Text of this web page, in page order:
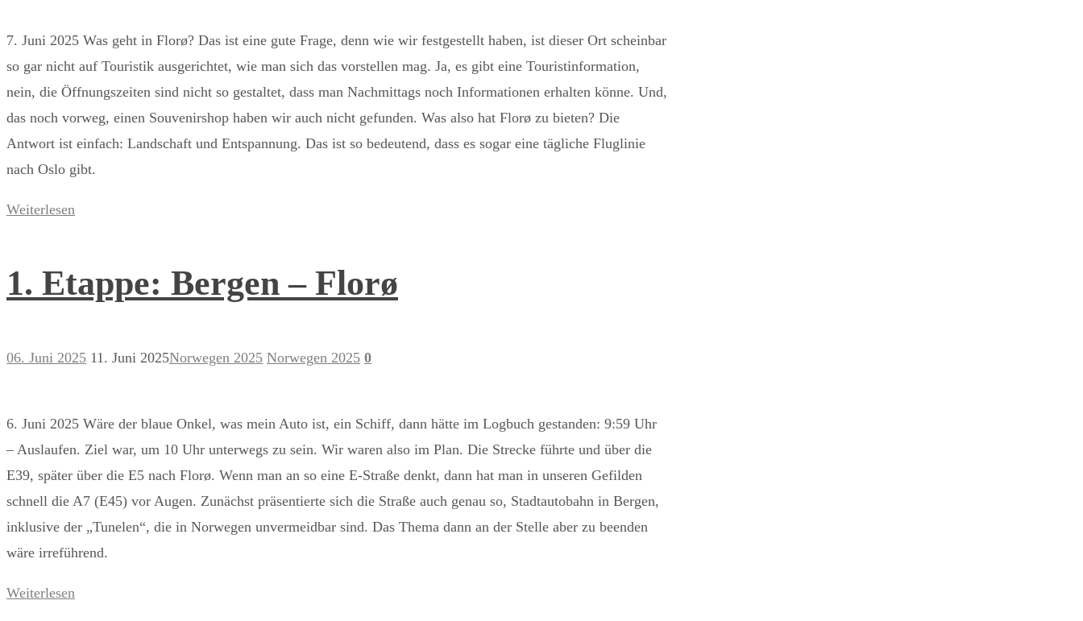
7. Juni 2025 Was geht in Florø? Das ist eine gute Frage, denn wie wir festgestellt haben, ist dieser Ort scheinbar
so gar nicht auf Touristik ausgerichtet, wie man sich das vorstellen mag. Ja, es gibt eine Touristinformation,
nein, die Öffnungszeiten sind nicht so gestaltet, dass man Nachmittags noch Informationen erhalten könne. Und,
das noch vorweg, einen Souvenirshop haben wir auch nicht gefunden. Was also hat Florø zu bieten? Die
Antwort ist einfach: Landschaft und Entspannung. Das ist so bedeutend, dass es sogar eine tägliche Fluglinie
nach Oslo gibt.
Weiterlesen
1. Etappe: Bergen – Florø
06. Juni 2025 11. Juni 2025Norwegen 2025 Norwegen 2025 0
6. Juni 2025 Wäre der blaue Onkel, was mein Auto ist, ein Schiff, dann hätte im Logbuch gestanden: 9:59 Uhr
– Auslaufen. Ziel war, um 10 Uhr unterwegs zu sein. Wir waren also im Plan. Die Strecke führte und über die
E39, später über die E5 nach Florø. Wenn man an so eine E-Straße denkt, dann hat man in unseren Gefilden
schnell die A7 (E45) vor Augen. Zunächst präsentierte sich die Straße auch genau so, Stadtautobahn in Bergen,
inklusive der „Tunelen“, die in Norwegen unvermeidbar sind. Das Thema dann an der Stelle aber zu beenden
wäre irreführend.
Weiterlesen